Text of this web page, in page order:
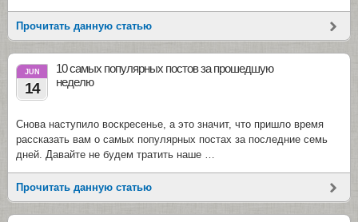
Прочитать данную статью
JUN
14
10 самых популярных постов за прошедшую
неделю
Снова наступило воскресенье, а это значит, что пришло время
рассказать вам о самых популярных постах за последние семь
дней. Давайте не будем тратить наше …
Прочитать данную статью